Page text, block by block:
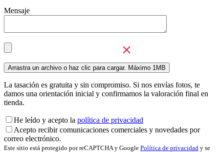
Mensaje
La tasación es gratuita y sin compromiso. Si nos envías fotos, te
damos una orientación inicial y confirmamos la valoración final en
tienda.
He leído y acepto la política de privacidad
Acepto recibir comunicaciones comerciales y novedades por
correo electrónico.
Este sitio está protegido por reCAPTCHA y Google Política de privacidad y se